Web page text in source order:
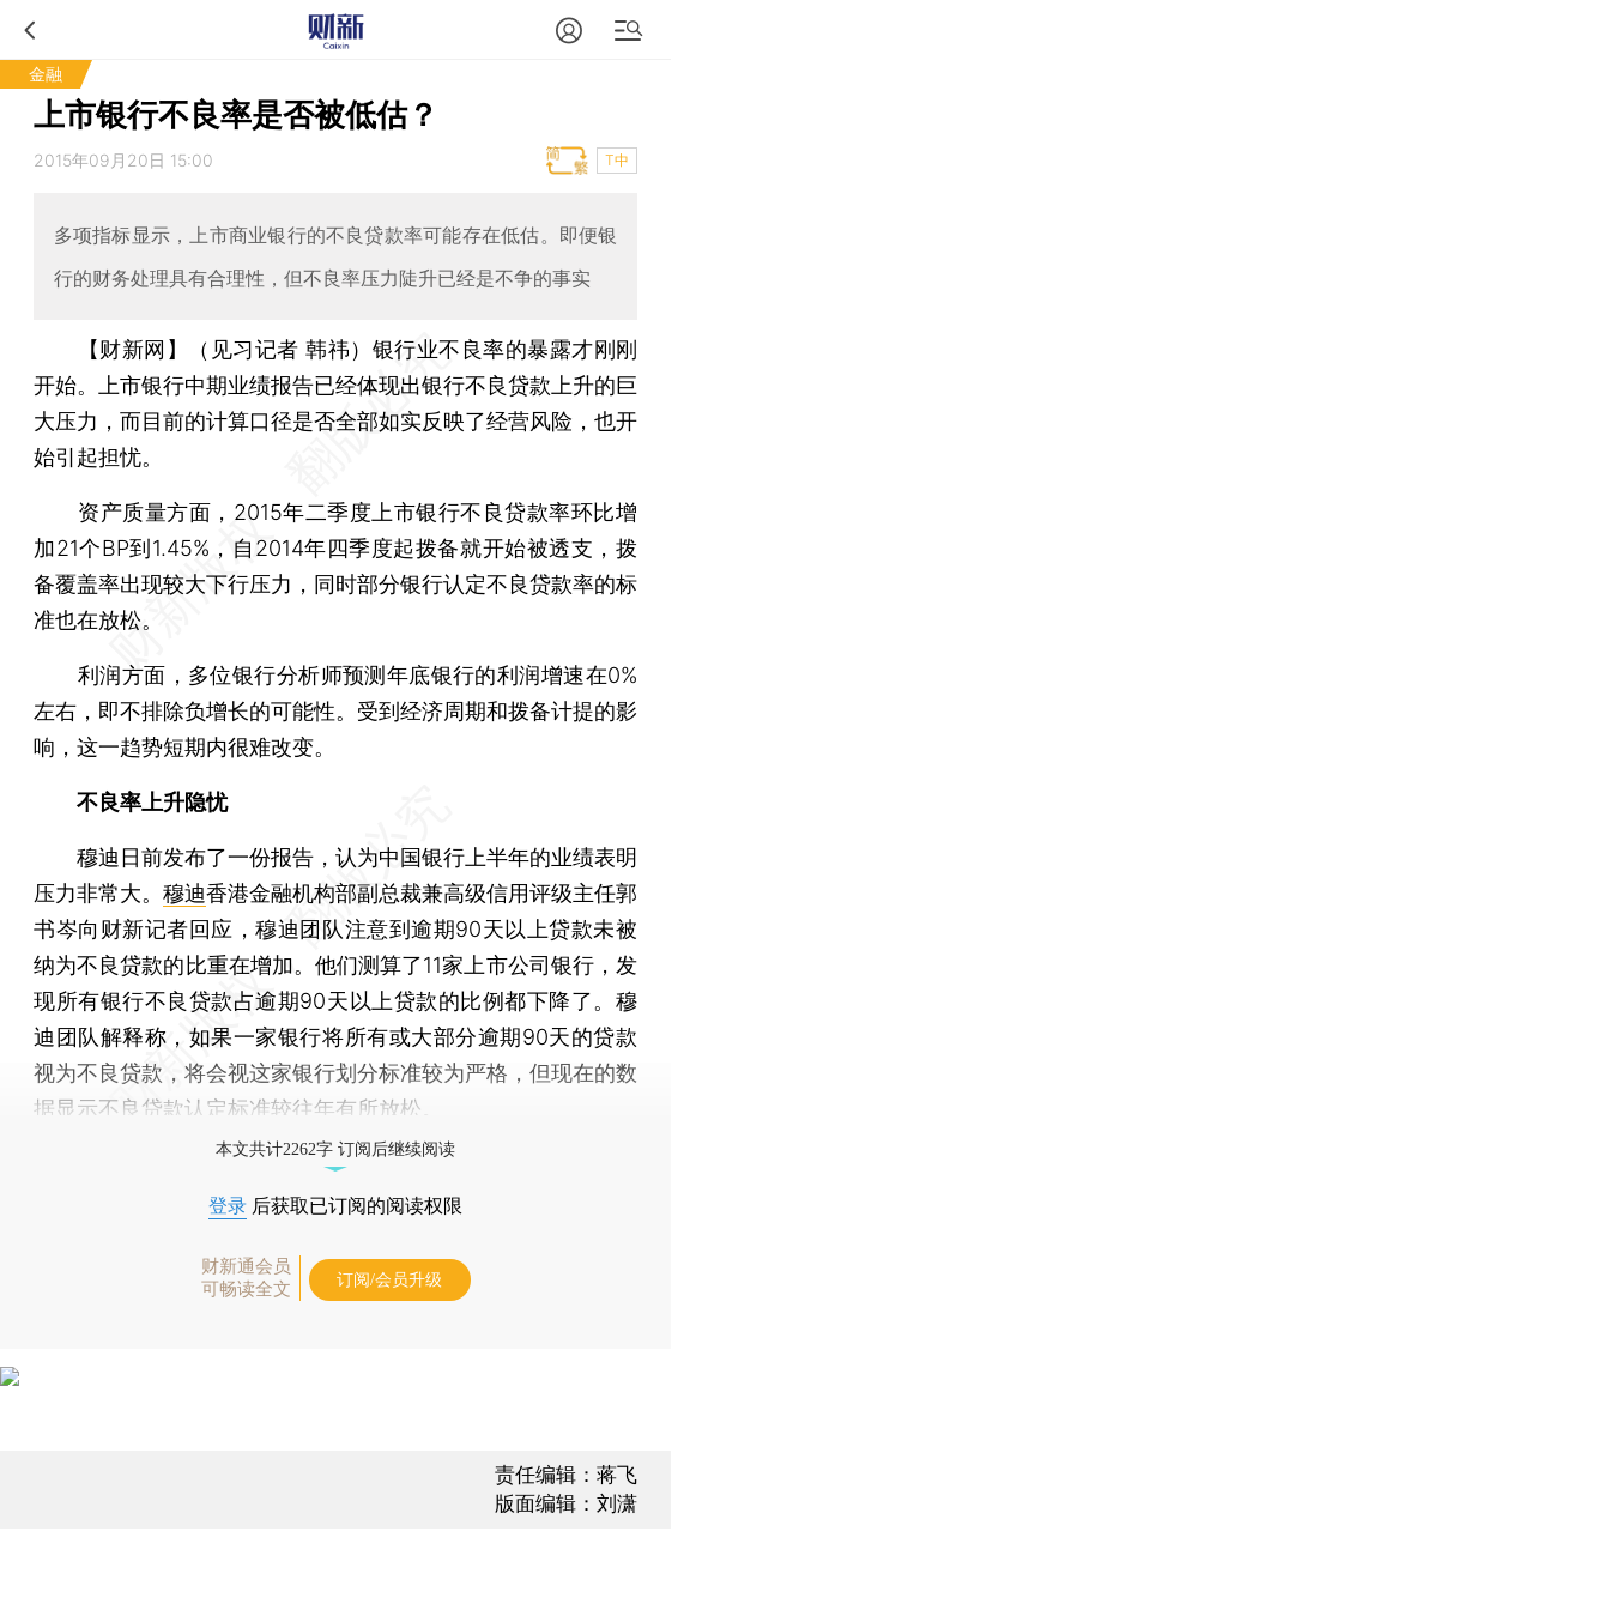
金融
上市银行不良率是否被低估？
2015年09月20日 15:00 T中
多项指标显示，上市商业银行的不良贷款率可能存在低估。即便银
行的财务处理具有合理性，但不良率压力陡升已经是不争的事实
【财新网】（见习记者 韩祎） 银行业不良率的暴露才刚刚
开始。上市银行中期业绩报告已经体现出银行不良贷款上升的巨
大压力，而目前的计算口径是否全部如实反映了经营风险，也开
始引起担忧。
资产质量方面，2015年二季度上市银行不良贷款率环比增
加21个BP到1.45%，自2014年四季度起拨备就开始被透支，拨
备覆盖率出现较大下行压力，同时部分银行认定不良贷款率的标
准也在放松。
利润方面，多位银行分析师预测年底银行的利润增速在0%
左右，即不排除负增长的可能性。受到经济周期和拨备计提的影
响，这一趋势短期内很难改变。
不良率上升隐忧
穆迪日前发布了一份报告，认为中国银行上半年的业绩表明
压力非常大。 穆迪香港金融机构部副总裁兼高级信用评级主任郭
书岑向财新记者回应，穆迪团队注意到逾期90天以上贷款未被
纳为不良贷款的比重在增加。他们测算了11家上市公司银行，发
现所有银行不良贷款占逾期90天以上贷款的比例都下降了。穆
迪团队解释称，如果一家银行将所有或大部分逾期90天的贷款
视为不良贷款，将会视这家银行划分标准较为严格，但现在的数
据显示不良贷款认定标准较往年有所放松。
本文共计2262字 订阅后继续阅读
登录 后获取已订阅的阅读权限
财新通会员
可畅读全文
订阅/会员升级
责任编辑：蒋飞
版面编辑：刘潇